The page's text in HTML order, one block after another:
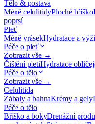
Tělo & postava
Méně celulitidyPloché bříško
poprsí
Pleť
Méně vrásekHydratace a
Péče o pleť
Zobrazit vše →
Čištění pletiHydratace
Péče o tělo
Zobrazit vše →
Celulitida
Zábaly a bahnaKrémy a gely
Péče o tělo
Bříško a bokyDrenážní